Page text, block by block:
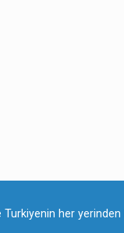
Turkiyenin her